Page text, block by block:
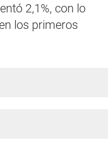
2,1%, con lo
los primeros